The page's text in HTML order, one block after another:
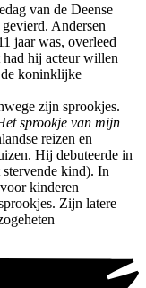
van de Deense
Andersen
jaar was, overleed
had hij acteur willen
koninklijke
zijn sprookjes.
sprookje van mijn
reizen en
Hij debuteerde in
kind). In
kinderen
Zijn latere